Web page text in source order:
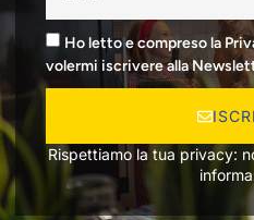
Ho letto e compreso la
volermi iscrivere alla
Rispettiamo la tua privacy: